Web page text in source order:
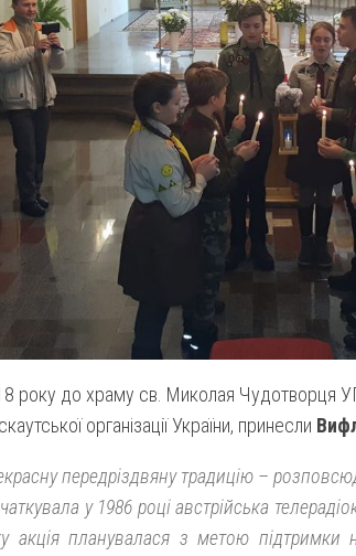
року до храму св. Миколая Чудотворця
організації України, принесли
передріздвяну традицію –
у 1986 році австрійська
акція планувалася з метою підтримки